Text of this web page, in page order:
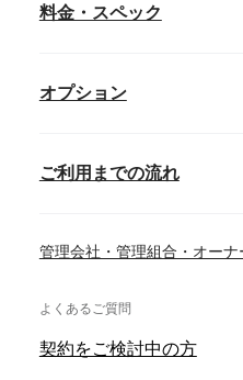
料金・スペック
オプション
ご利用までの流れ
管理会社・管理組合・オーナ
よくあるご質問
契約をご検討中の方